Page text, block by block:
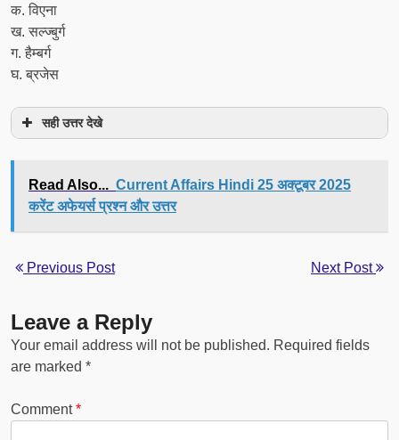
क. विएना
ख. सल्ज्बुर्ग
ग. हैम्बर्ग
घ. ब्रजेस
सही उत्तर देखे
Read Also... Current Affairs Hindi 25 अक्टूबर 2025
करेंट अफेयर्स प्रश्न और उत्तर
Previous Post Next Post
Leave a Reply
Your email address will not be published. Required fields
are marked *
Comment*